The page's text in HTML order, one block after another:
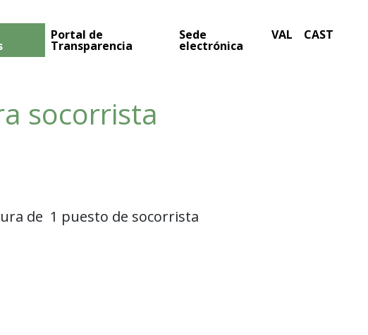
Portal de
Transparencia
Sede
electrónica
VAL CAST
socorrista
de 1 puesto de socorrista